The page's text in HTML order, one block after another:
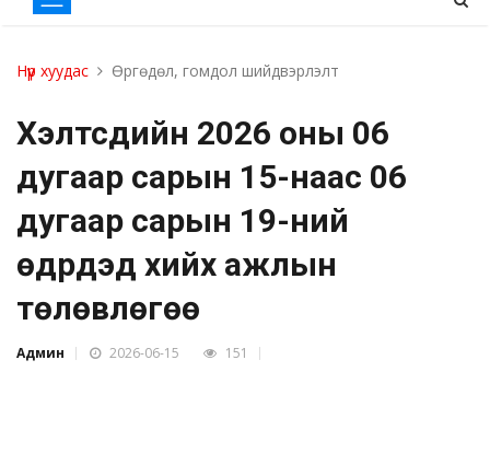
Нүүр хуудас Өргөдөл, гомдол шийдвэрлэлт
Хэлтсүүдийн 2026 оны 06
дугаар сарын 15-наас 06
дугаар сарын 19-ний
өдрүүдэд хийх ажлын
төлөвлөгөө
Админ 2026-06-15 151